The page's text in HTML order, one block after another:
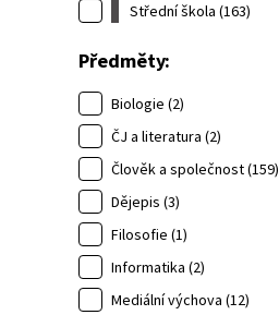
Střední škola (163)
Předměty:
Biologie (2)
ČJ a literatura (2)
Člověk a společnost (159)
Dějepis (3)
Filosofie (1)
Informatika (2)
Mediální výchova (12)